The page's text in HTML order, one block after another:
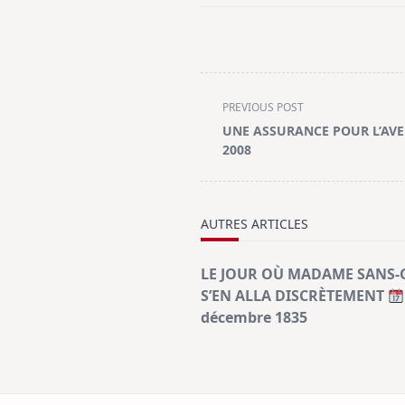
<span
class="nav-
subtitle
PREVIOUS POST
UNE ASSURANCE POUR
2008
AUTRES ARTICLES
LE JOUR OÙ MADAME SANS-
S’EN ALLA DISCRÈTEMENT
décembre 1835